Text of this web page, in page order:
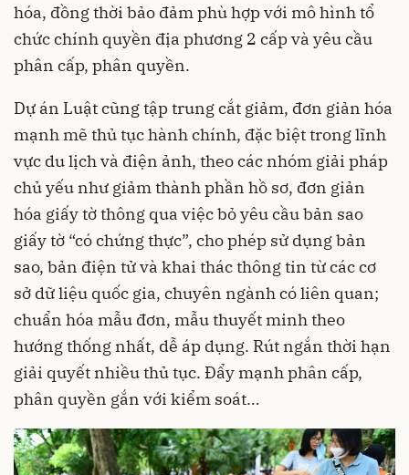
hóa, đồng thời bảo đảm phù hợp với mô hình tổ
chức chính quyền địa phương 2 cấp và yêu cầu
phân cấp, phân quyền.
Dự án Luật cũng tập trung cắt giảm, đơn giản hóa
mạnh mẽ thủ tục hành chính, đặc biệt trong lĩnh
vực du lịch và điện ảnh, theo các nhóm giải pháp
chủ yếu như giảm thành phần hồ sơ, đơn giản
hóa giấy tờ thông qua việc bỏ yêu cầu bản sao
giấy tờ “có chứng thực”, cho phép sử dụng bản
sao, bản điện tử và khai thác thông tin từ các cơ
sở dữ liệu quốc gia, chuyên ngành có liên quan;
chuẩn hóa mẫu đơn, mẫu thuyết minh theo
hướng thống nhất, dễ áp dụng. Rút ngắn thời hạn
giải quyết nhiều thủ tục. Đẩy mạnh phân cấp,
phân quyền gắn với kiểm soát…